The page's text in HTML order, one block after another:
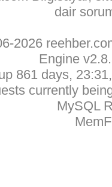
dair
2026
Engine
861 days,
currently
MySQL